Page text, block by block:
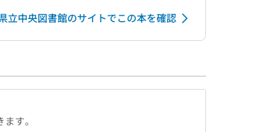
立中央図書館のサイトでこの本を確認
す。